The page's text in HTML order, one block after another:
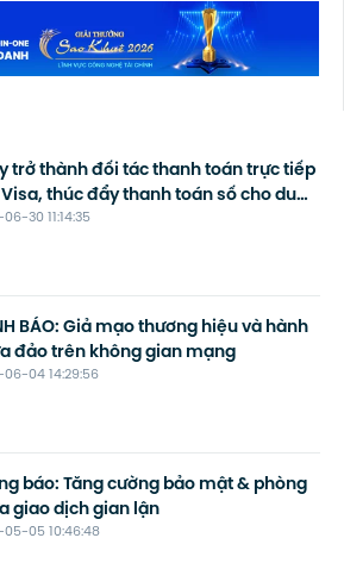
30 11:14:35
trở thành đối tác thanh toán trực tiếp
thúc đẩy thanh toán số cho du
04 14:29:56
BÁO: Giả mạo thương hiệu và hành
đảo trên không gian mạng
05 10:46:48
báo: Tăng cường bảo mật & phòng
giao dịch gian lận